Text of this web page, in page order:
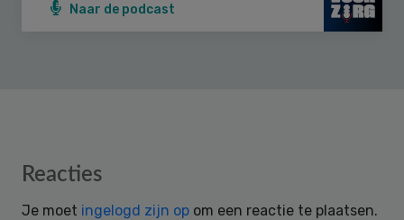
Naar de podcast
Reader
Reacties
Je moet ingelogd zijn op om een reactie te plaatsen.